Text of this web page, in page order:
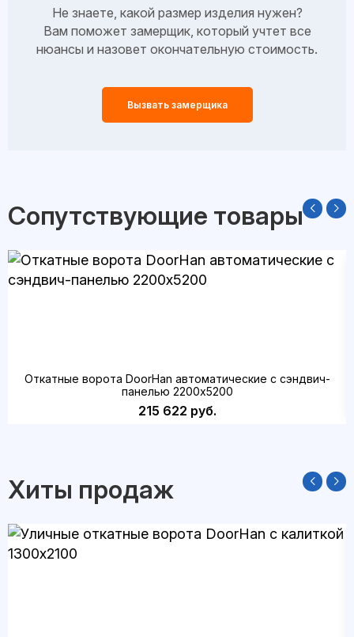
Не знаете, какой размер изделия нужен?
Вам поможет замерщик, который учтет все
нюансы и назовет окончательную стоимость.
Вызвать замерщика
Сопутствующие товары
Откатные ворота DoorHan автоматические с сэндвич-
панелью 2200x5200
215 622 руб.
Хиты продаж